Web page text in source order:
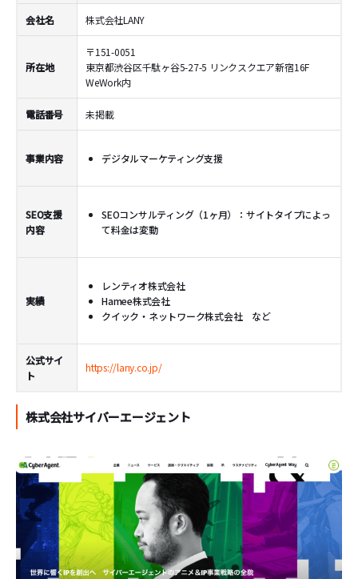
会社名 株式会社LANY
所在地
〒151-0051
東京都渋谷区千駄ヶ谷5-27-5 リンクスクエア新宿16F
WeWork内
電話番号 未掲載
事業内容 デジタルマーケティング支援
SEO支援
内容
SEOコンサルティング（1ヶ月）：サイトタイプによっ
て料金は変動
実績
レンティオ株式会社
Hamee株式会社
クイック・ネットワーク株式会社 など
公式サイ
ト
https://lany.co.jp/
株式会社サイバーエージェント